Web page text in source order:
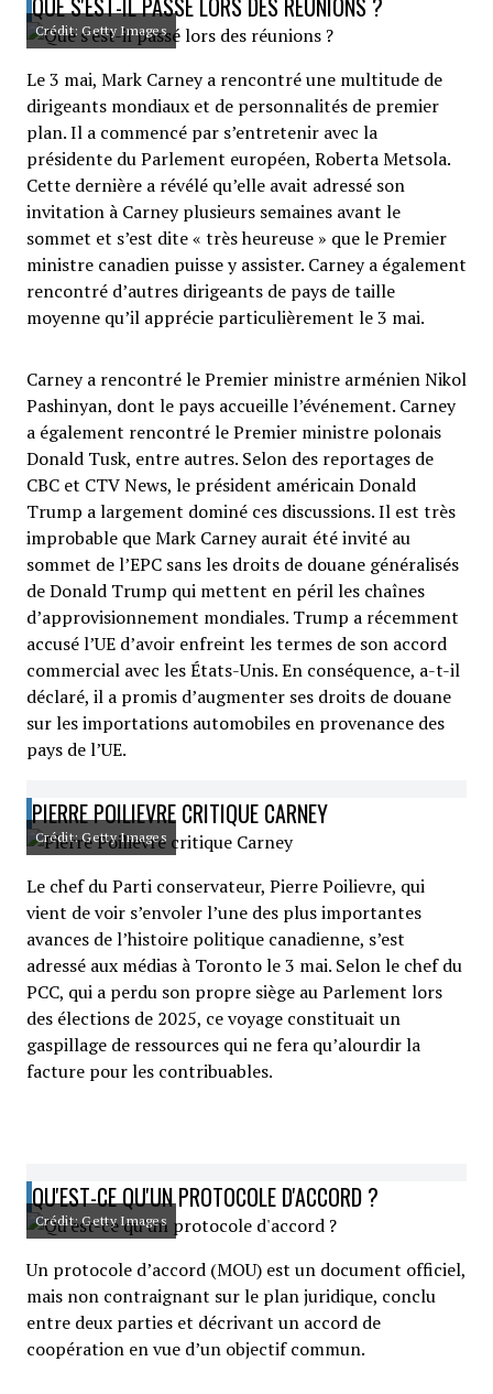
QUE S'EST-IL PASSÉ LORS DES RÉUNIONS ?
Crédit: Getty Images
Le 3 mai, Mark Carney a rencontré une multitude de
dirigeants mondiaux et de personnalités de premier
plan. Il a commencé par s’entretenir avec la
présidente du Parlement européen, Roberta Metsola.
Cette dernière a révélé qu’elle avait adressé son
invitation à Carney plusieurs semaines avant le
sommet et s’est dite « très heureuse » que le Premier
ministre canadien puisse y assister. Carney a également
rencontré d’autres dirigeants de pays de taille
moyenne qu’il apprécie particulièrement le 3 mai.
Carney a rencontré le Premier ministre arménien Nikol
Pashinyan, dont le pays accueille l’événement. Carney
a également rencontré le Premier ministre polonais
Donald Tusk, entre autres. Selon des reportages de
CBC et CTV News, le président américain Donald
Trump a largement dominé ces discussions. Il est très
improbable que Mark Carney aurait été invité au
sommet de l’EPC sans les droits de douane généralisés
de Donald Trump qui mettent en péril les chaînes
d’approvisionnement mondiales. Trump a récemment
accusé l’UE d’avoir enfreint les termes de son accord
commercial avec les États-Unis. En conséquence, a-t-il
déclaré, il a promis d’augmenter ses droits de douane
sur les importations automobiles en provenance des
pays de l’UE.
PIERRE POILIEVRE CRITIQUE CARNEY
Crédit: Getty Images
Le chef du Parti conservateur, Pierre Poilievre, qui
vient de voir s’envoler l’une des plus importantes
avances de l’histoire politique canadienne, s’est
adressé aux médias à Toronto le 3 mai. Selon le chef du
PCC, qui a perdu son propre siège au Parlement lors
des élections de 2025, ce voyage constituait un
gaspillage de ressources qui ne fera qu’alourdir la
facture pour les contribuables.
QU'EST-CE QU'UN PROTOCOLE D'ACCORD ?
Crédit: Getty Images
Un protocole d’accord (MOU) est un document officiel,
mais non contraignant sur le plan juridique, conclu
entre deux parties et décrivant un accord de
coopération en vue d’un objectif commun.